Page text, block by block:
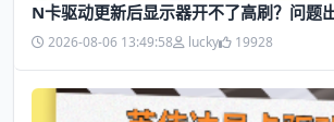
N卡驱动更新后显示器开不了高刷？问题
2026-08-06 13:49:58 lucky 19928